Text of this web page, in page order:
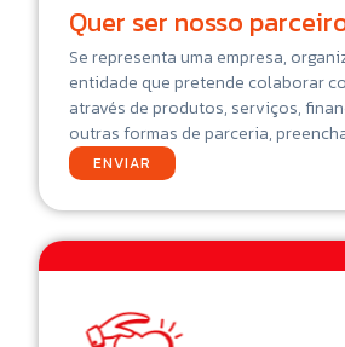
Quer ser nosso
Se representa uma empresa,
entidade que pretende colaborar
através de produtos, serviços,
outras formas de parceria,
ENVIAR